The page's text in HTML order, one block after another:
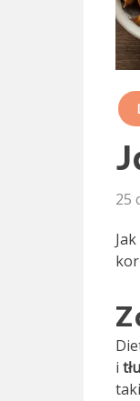
25
i